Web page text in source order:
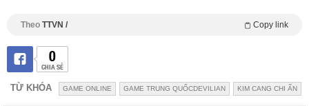
Theo TTVN / Copy link
0
CHIA SẺ
TỪ KHÓA GAME ONLINE GAME TRUNG QUỐCDEVILIAN KIM CANG CHI ẤN